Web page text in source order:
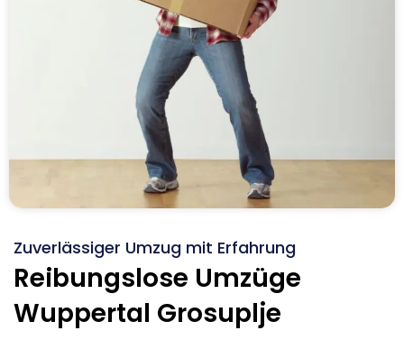
Zuverlässiger Umzug mit Erfahrung
Reibungslose Umzüge
Wuppertal Grosuplje